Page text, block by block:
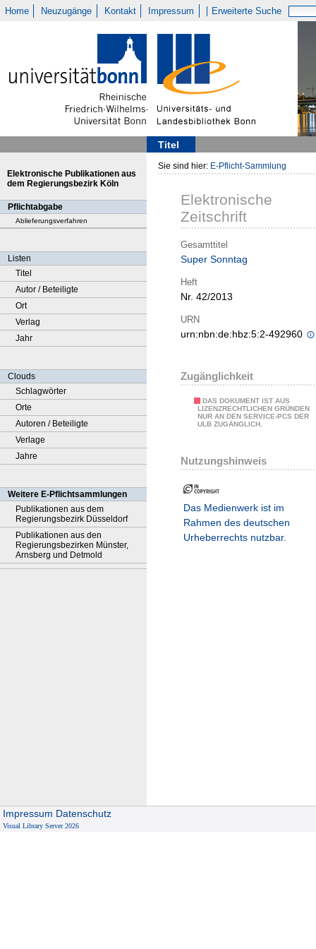
Home Neuzugänge Kontakt Impressum Erweiterte Suche
Titel
Elektronische Publikationen aus
dem Regierungsbezirk Köln
Pflichtabgabe
Ablieferungsverfahren
Listen
Titel
Autor / Beteiligte
Ort
Verlag
Jahr
Clouds
Schlagwörter
Orte
Autoren / Beteiligte
Verlage
Jahre
Weitere E-Pflichtsammlungen
Publikationen aus dem
Regierungsbezirk Düsseldorf
Publikationen aus den
Regierungsbezirken Münster,
Arnsberg und Detmold
Sie sind hier: E-Pflicht-Sammlung
Elektronische
Zeitschrift
Gesamttitel
Super Sonntag
Heft
Nr. 42/2013
URN
urn:nbn:de:hbz:5:2-492960
Zugänglichkeit
DAS DOKUMENT IST AUS
LIZENZRECHTLICHEN GRÜNDEN
NUR AN DEN SERVICE-PCS DER
ULB ZUGÄNGLICH.
Nutzungshinweis
Das Medienwerk ist im
Rahmen des deutschen
Urheberrechts nutzbar.
Impressum Datenschutz
Visual Library Server 2026